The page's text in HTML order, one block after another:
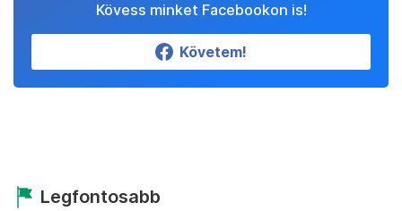
Kövess minket Facebookon is!
Követem!
Legfontosabb